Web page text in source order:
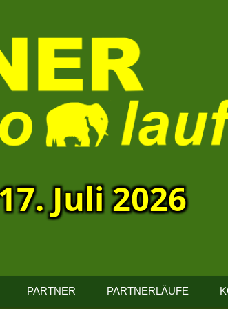
Juli 2026
PARTNER PARTNERLÄUFE